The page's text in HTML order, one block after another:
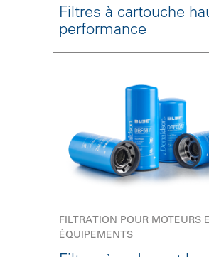
Filtres à cartouche
performance
FILTRATION POUR MOTEURS
ÉQUIPEMENTS